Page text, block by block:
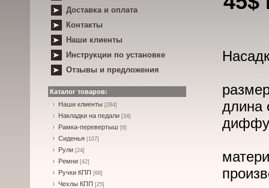
Доставка и оплата
Контакты
Наши клиенты
Инструкции по установке
Отзывы и предложения
Каталог товаров:
Наши клиенты [284]
Накладки на педали [34]
Рамка-перевертыш [6]
Сиденья [107]
Рули [24]
Ремни [42]
Ручки КПП [68]
Чехлы КПП [25]
длина